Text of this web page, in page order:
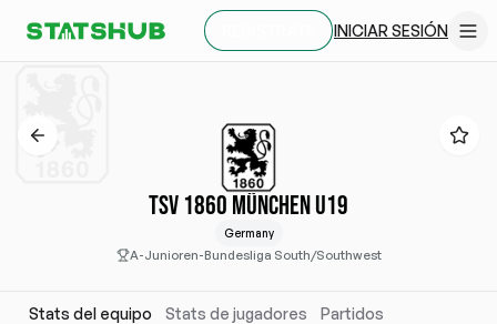
INICIAR SESIÓN
TSV 1860 MÜNCHEN U19
Germany
A-Junioren-Bundesliga South/Southwest
Stats del equipo Stats de jugadores Partidos